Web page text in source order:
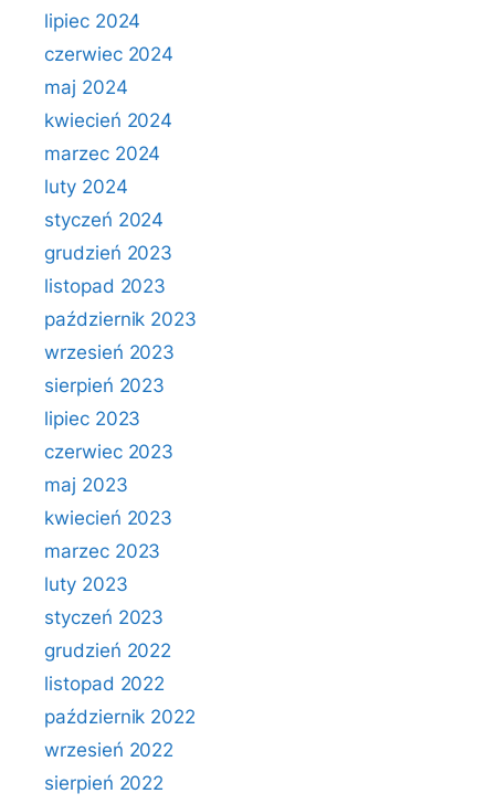
lipiec 2024
czerwiec 2024
maj 2024
kwiecień 2024
marzec 2024
luty 2024
styczeń 2024
grudzień 2023
listopad 2023
październik 2023
wrzesień 2023
sierpień 2023
lipiec 2023
czerwiec 2023
maj 2023
kwiecień 2023
marzec 2023
luty 2023
styczeń 2023
grudzień 2022
listopad 2022
październik 2022
wrzesień 2022
sierpień 2022